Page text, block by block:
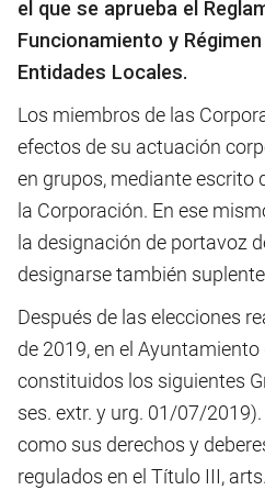
el que se aprueba el
Funcionamiento y
Entidades Locales.
Los miembros de las
efectos de su actuación
en grupos, mediante escrito
la Corporación. En ese
la designación de portavoz
designarse también
Después de las elecciones
de 2019, en el
constituidos los siguientes
ses. extr. y urg. 01/07/
como sus derechos y
regulados en el Título III,